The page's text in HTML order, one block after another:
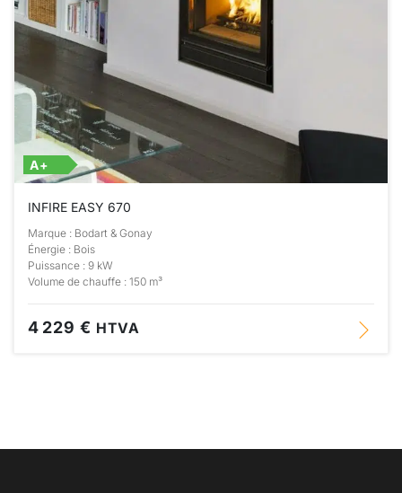
A+
INFIRE EASY 670
Marque : Bodart & Gonay
Énergie : Bois
Puissance : 9 kW
Volume de chauffe : 150 m³
4 229 € HTVA